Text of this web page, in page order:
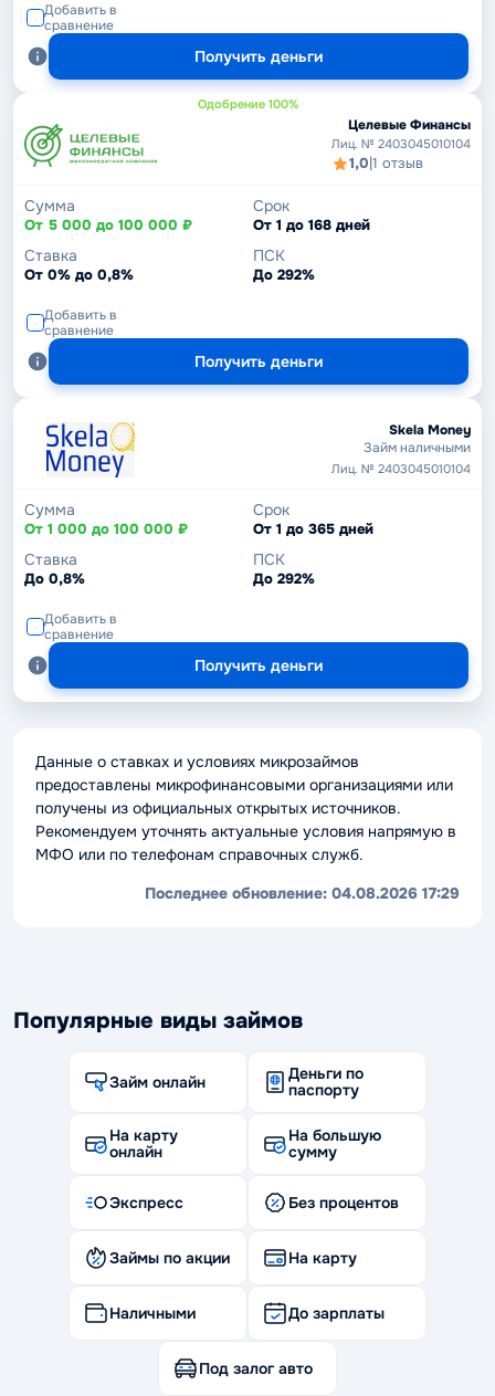
Добавить в
сравнение
Получить деньги
Одобрение 100%
Целевые Финансы
Лиц. № 2403045010104
1,0|1 отзыв
Сумма
От 5 000 до 100 000 ₽
Срок
От 1 до 168 дней
Ставка
От 0% до 0,8%
ПСК
До 292%
Добавить в
сравнение
Получить деньги
Skela Money
Займ наличными
Лиц. № 2403045010104
Сумма
От 1 000 до 100 000 ₽
Срок
От 1 до 365 дней
Ставка
До 0,8%
ПСК
До 292%
Добавить в
сравнение
Получить деньги
Данные о ставках и условиях микрозаймов
предоставлены микрофинансовыми организациями или
получены из официальных открытых источников.
Рекомендуем уточнять актуальные условия напрямую в
МФО или по телефонам справочных служб.
Последнее обновление: 04.08.2026 17:29
Популярные виды займов
Займ онлайн
Деньги по
паспорту
На карту
онлайн
На большую
сумму
Экспресс Без процентов
Займы по акции На карту
Наличными До зарплаты
Под залог авто